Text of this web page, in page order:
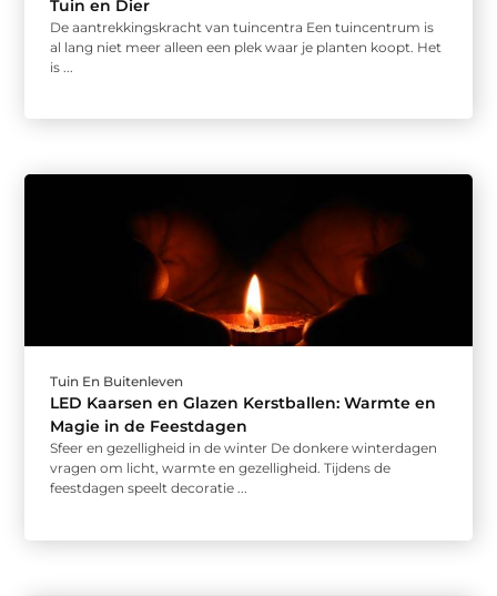
Tuin en Dier
De aantrekkingskracht van tuincentra Een tuincentrum is
al lang niet meer alleen een plek waar je planten koopt. Het
is ...
Tuin En Buitenleven
LED Kaarsen en Glazen Kerstballen: Warmte en
Magie in de Feestdagen
Sfeer en gezelligheid in de winter De donkere winterdagen
vragen om licht, warmte en gezelligheid. Tijdens de
feestdagen speelt decoratie ...